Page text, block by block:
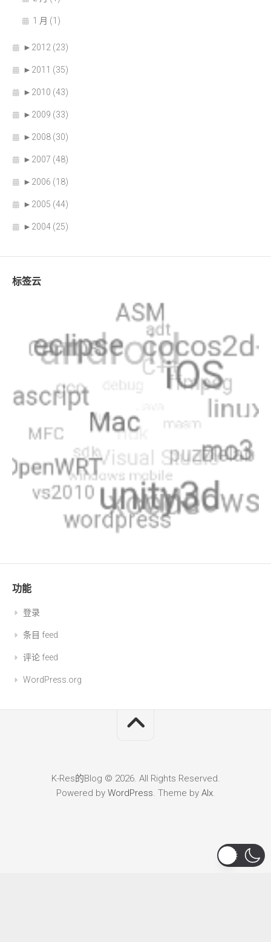
1 月 (1)
► 2012 (23)
► 2011 (35)
► 2010 (43)
► 2009 (33)
► 2008 (30)
► 2007 (48)
► 2006 (18)
► 2005 (44)
► 2004 (25)
标签云
功能
登录
条目 feed
评论 feed
WordPress.org
K-Res的Blog © 2026. All Rights Reserved.
Powered by WordPress. Theme by Alx.